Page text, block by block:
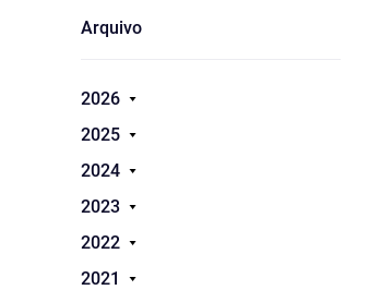
Arquivo
2026
2025
2024
2023
2022
2021